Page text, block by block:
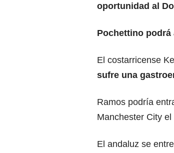
oportunidad al
Pochettino podrá
El costarricense
sufre una
Ramos podría
Manchester City el
El andaluz se